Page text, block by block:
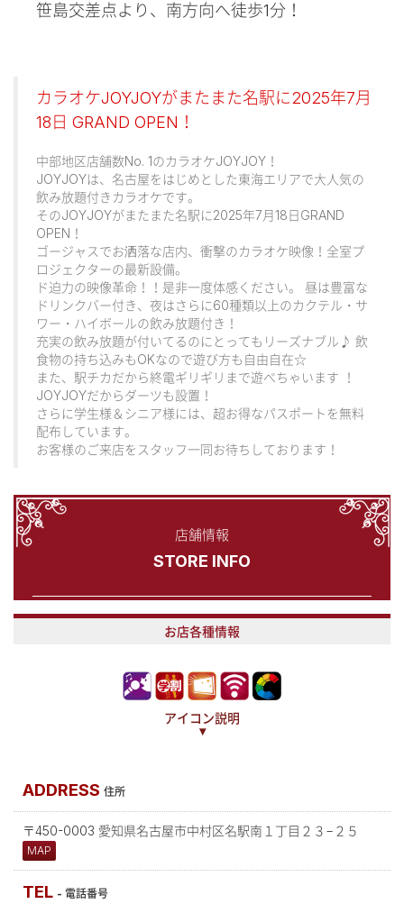
笹島交差点より、南方向へ徒歩1分！
カラオケJOYJOYがまたまた名駅に2025年7月
18日 GRAND OPEN！
中部地区店舗数No. 1のカラオケJOYJOY！
JOYJOYは、名古屋をはじめとした東海エリアで大人気の
飲み放題付きカラオケです。
そのJOYJOYがまたまた名駅に2025年7月18日GRAND
OPEN！
ゴージャスでお洒落な店内、衝撃のカラオケ映像！全室プ
ロジェクターの最新設備。
ド迫力の映像革命！！是非一度体感ください。 昼は豊富な
ドリンクバー付き、夜はさらに60種類以上のカクテル・サ
ワー・ハイボールの飲み放題付き！
充実の飲み放題が付いてるのにとってもリーズナブル♪ 飲
食物の持ち込みもOKなので遊び方も自由自在☆
また、駅チカだから終電ギリギリまで遊べちゃいます ！
JOYJOYだからダーツも設置！
さらに学生様＆シニア様には、超お得なパスポートを無料
配布しています。
お客様のご来店をスタッフ一同お待ちしております！
店舗情報
STORE INFO
お店各種情報
アイコン説明
▾
ADDRESS 住所
〒450-0003 愛知県名古屋市中村区名駅南１丁目２３−２５
MAP
TEL - 電話番号